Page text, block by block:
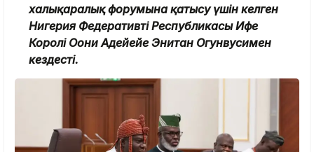
халықаралық форумына қатысу үшін келген
Нигерия Федеративті Республикасы Ифе
Королі Оони Адейейе Энитан Огунвусимен
кездесті.